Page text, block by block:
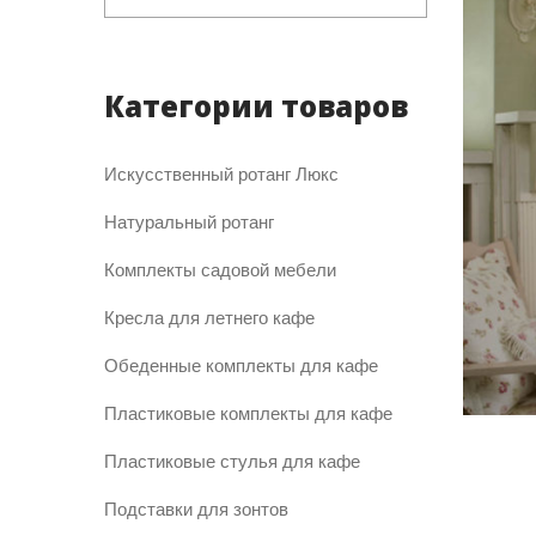
Категории товаров
Искусственный ротанг Люкс
Натуральный ротанг
Комплекты садовой мебели
Кресла для летнего кафе
Обеденные комплекты для кафе
Пластиковые комплекты для кафе
Пластиковые стулья для кафе
Подставки для зонтов